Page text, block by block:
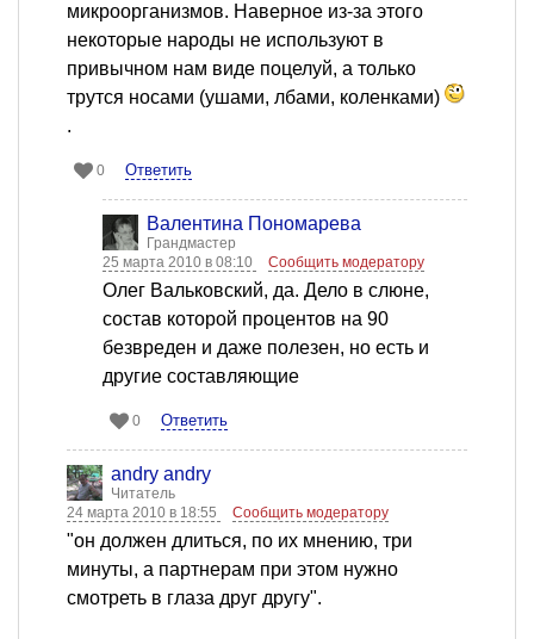
микроорганизмов. Наверное из-за этого
некоторые народы не используют в
привычном нам виде поцелуй, а только
трутся носами (ушами, лбами, коленками)
.
0 Ответить
Валентина Пономарева
Грандмастер
25 марта 2010 в 08:10
Сообщить модератору
Олег Вальковский, да. Дело в слюне,
состав которой процентов на 90
безвреден и даже полезен, но есть и
другие составляющие
0 Ответить
andry andry
Читатель
24 марта 2010 в 18:55
Сообщить модератору
"он должен длиться, по их мнению, три
минуты, а партнерам при этом нужно
смотреть в глаза друг другу".